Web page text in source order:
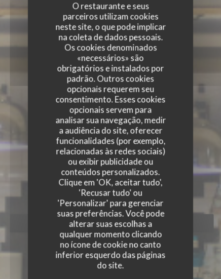
O restaurante e seus
parceiros utilizam cookies
neste site, o que pode implicar
na coleta de dados pessoais.
Os cookies denominados
«necessários» são
obrigatórios e instalados por
padrão. Outros cookies
opcionais requerem seu
consentimento. Esses cookies
opcionais servem para
analisar sua navegação, medir
a audiência do site, oferecer
funcionalidades (por exemplo,
relacionadas às redes sociais)
ou exibir publicidade ou
conteúdos personalizados.
Clique em 'OK, aceitar tudo',
'Recusar tudo' ou
'Personalizar' para gerenciar
suas preferências. Você pode
alterar suas escolhas a
qualquer momento clicando
no ícone de cookie no canto
inferior esquerdo das páginas
do site.
STROBI
STROBI |PARIS
RESERVAR UMA MESA